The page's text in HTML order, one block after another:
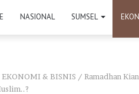
NASIONAL SUMSEL
EKONOMI & BISNIS / Ramadhan